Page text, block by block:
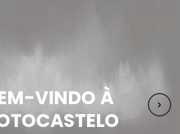
VINDO À